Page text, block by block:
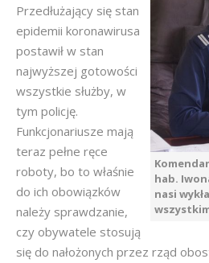
hab.
nasi
Przedłużający się stan
epidemii koronawirusa
postawił w stan
najwyższej gotowości
wszystkie służby, w
tym policję.
Funkcjonariusze mają
teraz pełne ręce
roboty, bo to właśnie
do ich obowiązków
należy sprawdzanie,
czy obywatele stosują
się do nałożonych przez rząd